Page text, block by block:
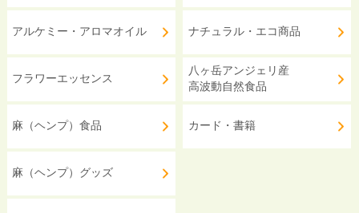
アルケミー・アロマオイル
フラワーエッセンス
麻（ヘンプ）食品
麻（ヘンプ）グッズ
ナチュラル・エコ商品
八ヶ岳アンジェリ産
高波動自然食品
カード・書籍